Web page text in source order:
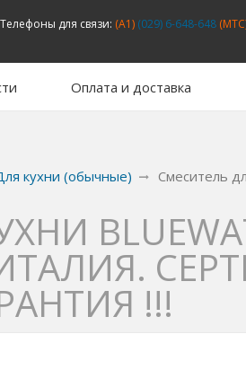
Телефоны для связи: (A1)(029) 6-648-648
Оплата и доставка
кухни (обычные) Смеситель
!!!